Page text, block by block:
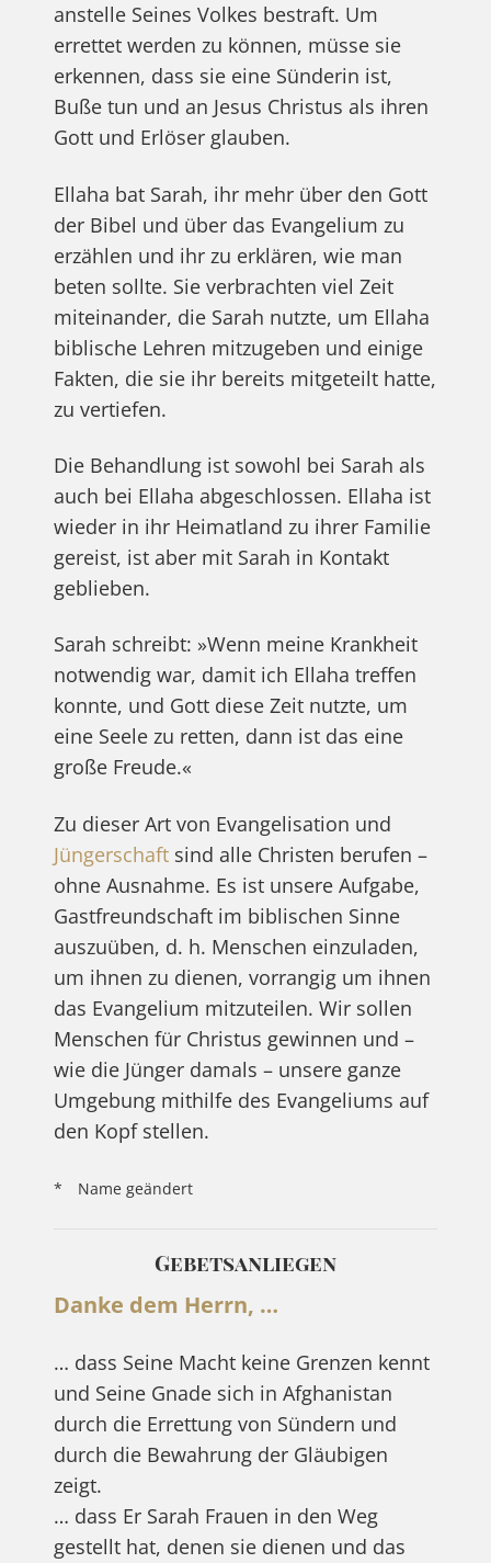
anstelle Seines Volkes bestraft. Um
errettet werden zu können, müsse sie
erkennen, dass sie eine Sünderin ist,
Buße tun und an Jesus Christus als ihren
Gott und Erlöser glauben.
Ellaha bat Sarah, ihr mehr über den Gott
der Bibel und über das Evangelium zu
erzählen und ihr zu erklären, wie man
beten sollte. Sie verbrachten viel Zeit
miteinander, die Sarah nutzte, um Ellaha
biblische Lehren mitzugeben und einige
Fakten, die sie ihr bereits mitgeteilt hatte,
zu vertiefen.
Die Behandlung ist sowohl bei Sarah als
auch bei Ellaha abgeschlossen. Ellaha ist
wieder in ihr Heimatland zu ihrer Familie
gereist, ist aber mit Sarah in Kontakt
geblieben.
Sarah schreibt: »Wenn meine Krankheit
notwendig war, damit ich Ellaha treffen
konnte, und Gott diese Zeit nutzte, um
eine Seele zu retten, dann ist das eine
große Freude.«
Zu dieser Art von Evangelisation und
Jüngerschaftsind alle Christen berufen –
ohne Ausnahme. Es ist unsere Aufgabe,
Gastfreundschaft im biblischen Sinne
auszuüben, d. h. Menschen einzuladen,
um ihnen zu dienen, vorrangig um ihnen
das Evangelium mitzuteilen. Wir sollen
Menschen für Christus gewinnen und –
wie die Jünger damals – unsere ganze
Umgebung mithilfe des Evangeliums auf
den Kopf stellen.
* Name geändert
Gebetsanliegen
Danke dem Herrn, …
… dass Seine Macht keine Grenzen kennt
und Seine Gnade sich in Afghanistan
durch die Errettung von Sündern und
durch die Bewahrung der Gläubigen
zeigt.
… dass Er Sarah Frauen in den Weg
gestellt hat, denen sie dienen und das